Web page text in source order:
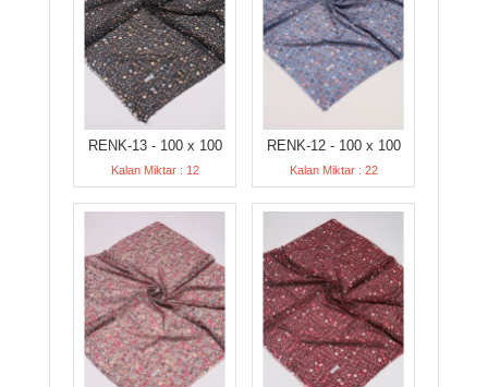
RENK-13 - 100 x 100
Kalan Miktar : 12
RENK-12 - 100 x 100
Kalan Miktar : 22